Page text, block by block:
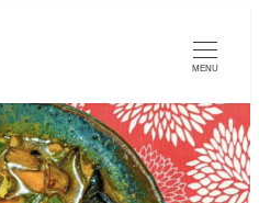
MENU